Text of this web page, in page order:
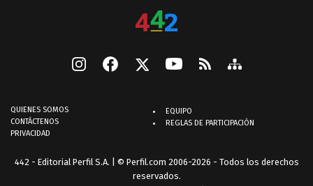
QUIENES SOMOS
CONTÁCTENOS
PRIVACIDAD
EQUIPO
REGLAS DE PARTICIPACIÓN
442 - Editorial Perfil S.A. | © Perfil.com 2006-2026 - Todos los derechos
reservados.